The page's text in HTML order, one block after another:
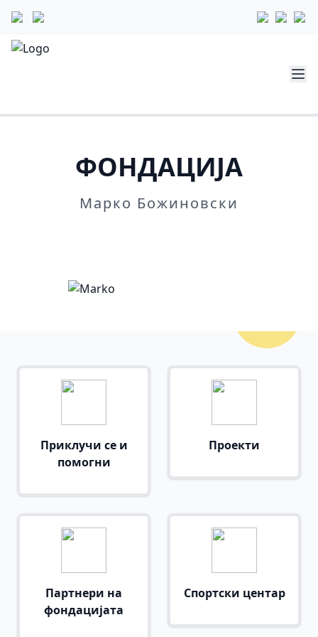
ФОНДАЦИЈА
Марко Божиновски
Приклучи се и
помогни
Проекти
Партнери на
фондацијата
Спортски центар